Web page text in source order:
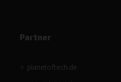
Partner
planetoftech.de